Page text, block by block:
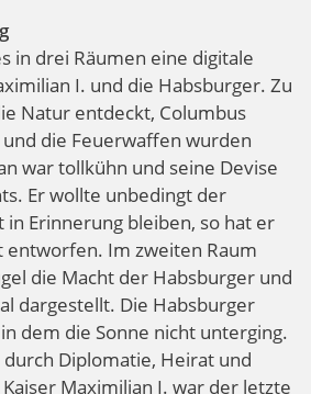
in drei Räumen eine digitale
I. und die Habsburger. Zu
Natur entdeckt, Columbus
die Feuerwaffen wurden
war tollkühn und seine Devise
Er wollte unbedingt der
Erinnerung bleiben, so hat er
entworfen. Im zweiten Raum
die Macht der Habsburger und
dargestellt. Die Habsburger
dem die Sonne nicht unterging.
Diplomatie, Heirat und
Maximilian I. war der letzte